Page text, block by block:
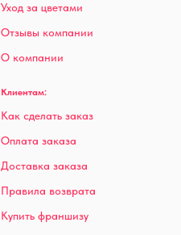
Уход за цветами
Отзывы компании
О компании
Клиентам:
Как сделать заказ
Оплата заказа
Доставка заказа
Правила возврата
Купить франшизу